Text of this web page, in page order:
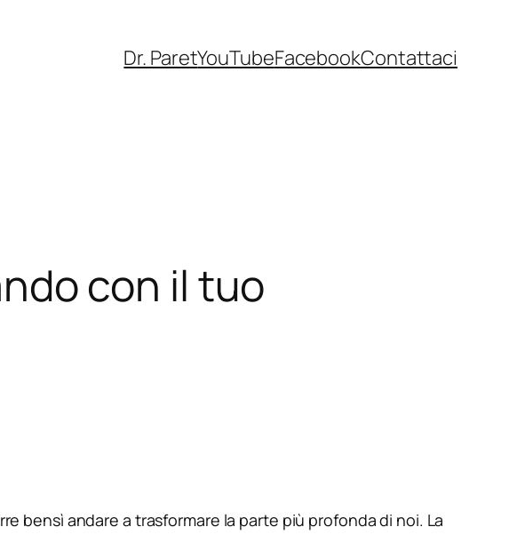
Dr. ParetYouTubeFacebookContattaci
con il tuo
bensì andare a trasformare la parte più profonda di noi. La